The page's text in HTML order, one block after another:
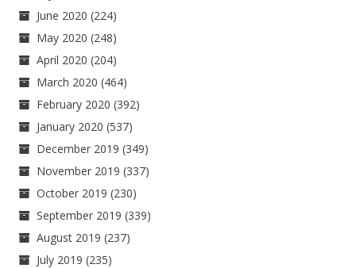
June 2020 (224)
May 2020 (248)
April 2020 (204)
March 2020 (464)
February 2020 (392)
January 2020 (537)
December 2019 (349)
November 2019 (337)
October 2019 (230)
September 2019 (339)
August 2019 (237)
July 2019 (235)